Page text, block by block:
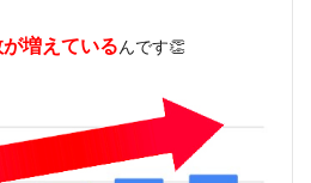
増えているんです👏